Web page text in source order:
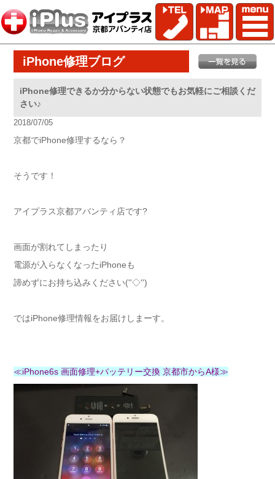
iPhone修理ブログ
iPhone修理できるか分からない状態でもお気軽にご相談くだ
さい♪
2018/07/05
京都でiPhone修理するなら？
そうです！
アイプラス京都アバンティ店です?
画面が割れてしまったり
電源が入らなくなったiPhoneも
諦めずにお持ち込みください(''◇'')ゞ
ではiPhone修理情報をお届けしまーす。
≪iPhone6s 画面修理+バッテリー交換 京都市からA様≫